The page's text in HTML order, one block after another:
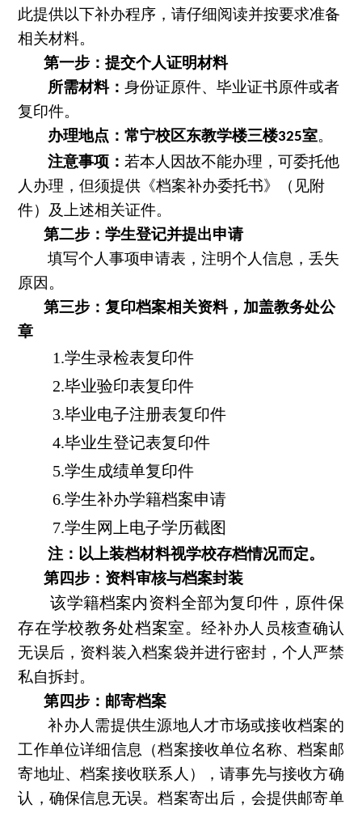
此提供以下补办程序，请仔细阅读并按要求准备
相关材料。
第一步：提交个人证明材料
所需材料：身份证原件、毕业证书原件或者
复印件。
办理地点：常宁校区东教学楼三楼325室。
注意事项： 若本人因故不能办理，可委托他
人办理，但须提供《档案补办委托书》（见附
件）及上述相关证件。
第二步：学生登记并提出申请
填写个人事项申请表，注明个人信息，丢失
原因。
第三步：复印档案相关资料，加盖教务处公
章
1.学生录检表复印件
2.毕业验印表复印件
3.毕业电子注册表复印件
4.毕业生登记表复印件
5.学生成绩单复印件
6.学生补办学籍档案申请
7.学生网上电子学历截图
注：以上装档材料视学校存档情况而定。
第四步：资料审核与档案封装
该学籍档案内资料全部为复印件，原件保
存在学校教务处档案室。经补办人员核查确认
无误后，资料装入档案袋并进行密封， 个人严禁
私自拆封。
第四步：邮寄档案
补办人需提供生源地人才市场或接收档案的
工作单位详细信息（档案接收单位名称、档案邮
寄地址、档案接收联系人），请事先与接收方确
认，确保信息无误。档案寄出后，会提供邮寄单